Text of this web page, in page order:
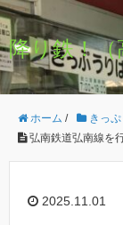
降り鉄！（
ホーム / きっぷ
弘南鉄道弘南線を
2025.11.01